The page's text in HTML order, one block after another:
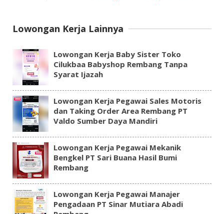
Lowongan Kerja Lainnya
Lowongan Kerja Baby Sister Toko
Cilukbaa Babyshop Rembang Tanpa
Syarat Ijazah
Lowongan Kerja Pegawai Sales Motoris
dan Taking Order Area Rembang PT
Valdo Sumber Daya Mandiri
Lowongan Kerja Pegawai Mekanik
Bengkel PT Sari Buana Hasil Bumi
Rembang
Lowongan Kerja Pegawai Manajer
Pengadaan PT Sinar Mutiara Abadi